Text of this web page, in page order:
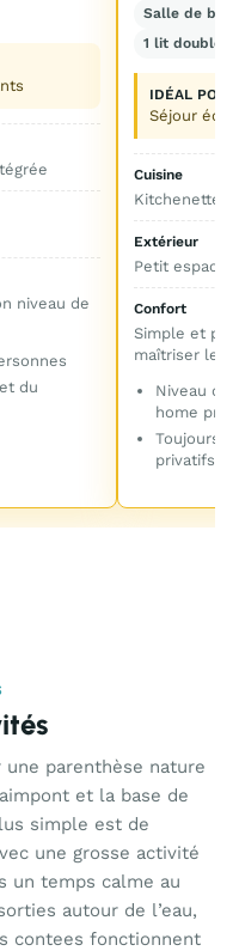
niveau de
du
Salle de
1 lit double
IDÉAL POUR
Séjour
Cuisine
Kitchenette
Extérieur
Petit espace
Confort
Simple et
maîtriser le
Niveau de
home
Toujours
privatifs
parenthèse nature
et la base de
simple est de
une grosse activité
un temps calme au
autour de l’eau,
contees fonctionnent